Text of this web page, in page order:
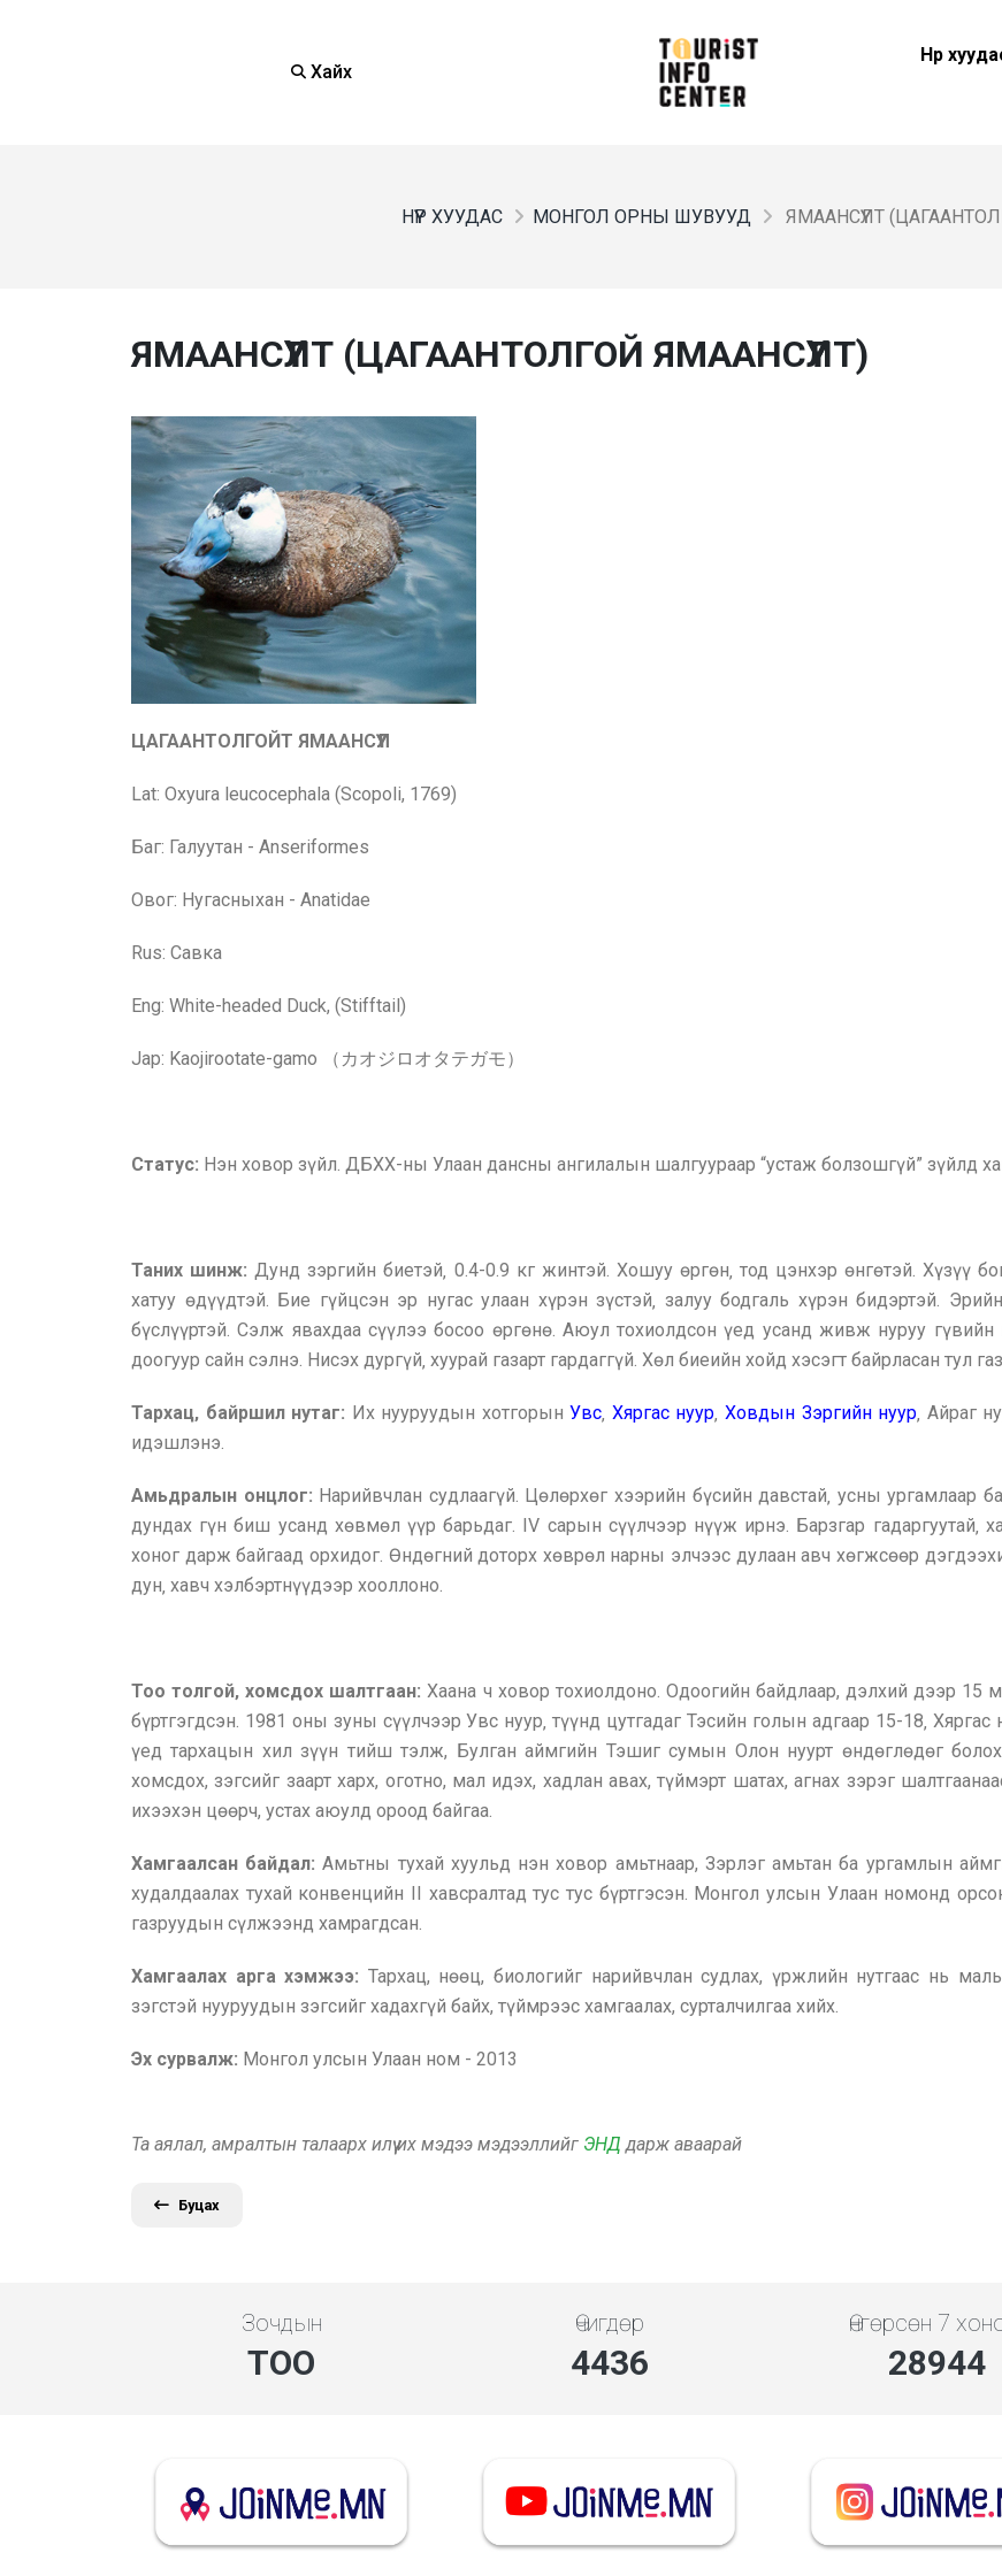
Хайх
Нүүр
НҮҮР ХУУДАС МОНГОЛ ОРНЫ ШУВУУД ЯМААНСҮҮЛТ
ЯМААНСҮҮЛТ (ЦАГААНТОЛГОЙ ЯМААНСҮҮЛТ)
ЦАГААНТОЛГОЙТ ЯМААНСҮҮЛ
Lat: Oxyura leucocephala (Scopoli, 1769)
Баг: Галуутан - Anseriformes
Овог: Нугасныхан - Anatidae
Rus: Савка
Eng: White-headed Duck, (Stifftail)
Jap: Kaojirootate-gamo （カオジロオタテガモ）
Статус: Нэн ховор зүйл. ДБХХ-ны Улаан дансны ангилалын шалгуураар “устаж болзошгүй” зүйлд
Таних шинж: Дунд зэргийн биетэй‚ 0.4-0.9 кг жинтэй. Хошуу өргөн‚ тод цэнхэр өнгөтэй. Хүзүү
хатуу өдүүдтэй. Бие гүйцсэн эр нугас улаан хүрэн зүстэй‚ залуу бодгаль хүрэн бидэртэй.
бүслүүртэй. Сэлж явахдаа сүүлээ босоо өргөнө. Аюул тохиолдсон үед усанд живж нуруу
доогуур сайн сэлнэ. Нисэх дургүй‚ хуурай газарт гардаггүй. Хөл биеийн хойд хэсэгт байрласан тул
Тархац‚ байршил нутаг: Их нууруудын хотгорынУвс‚ Хяргас нуур‚ Ховдын Зэргийн нуур‚ Айраг
идэшлэнэ.
Амьдралын онцлог: Нарийвчлан судлаагүй. Цөлөрхөг хээрийн бүсийн давстай‚ усны ургамлаар
дундах гүн биш усанд хөвмөл үүр барьдаг. IV сарын сүүлчээр нүүж ирнэ. Барзгар гадаргуутай‚
хоног дарж байгаад орхидог. Өндөгний доторх хөврөл нарны элчээс дулаан авч хөгжсөөр
дун‚ хавч хэлбэртнүүдээр хооллоно.
Тоо толгой‚ хомсдох шалтгаан: Хаана ч ховор тохиолдоно. Одоогийн байдлаар, дэлхий дээр 15
бүртгэгдсэн. 1981 оны зуны сүүлчээр Увс нуур‚ түүнд цутгадаг Тэсийн голын адгаар 15-18‚
үед тархацын хил зүүн тийш тэлж, Булган аймгийн Тэшиг сумын Олон нуурт өндөглөдөг
хомсдох, зэгсийг заарт харх, оготно, мал идэх, хадлан авах, түймэрт шатах, агнах зэрэг
ихээхэн цөөрч, устах аюулд ороод байгаа.
Хамгаалсан байдал:Амьтны тухай хуульд нэн ховор амьтнаар, Зэрлэг амьтан ба ургамлын
худалдаалах тухай конвенцийн II хавсралтад тус тус бүртгэсэн. Монгол улсын Улаан номонд
газруудын сүлжээнд хамрагдсан.
Хамгаалах арга хэмжээ: Тархац, нөөц, биологийг нарийвчлан судлах, үржлийн нутгаас нь
зэгстэй нууруудын зэгсийг хадахгүй байх, түймрээс хамгаалах, сурталчилгаа хийх.
Эх сурвалж: Монгол улсын Улаан ном - 2013
Та аялал, амралтын талаарх илүү их мэдээ мэдээллийг ЭНД дарж аваарай
Буцах
Зочдын
ТОО
Өчигдөр
5119
Өнгөрсөн 7
33397